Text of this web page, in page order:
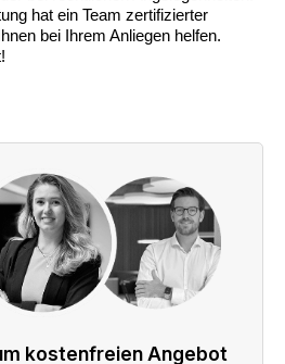
hat ein Team zertifizierter
bei Ihrem Anliegen helfen.